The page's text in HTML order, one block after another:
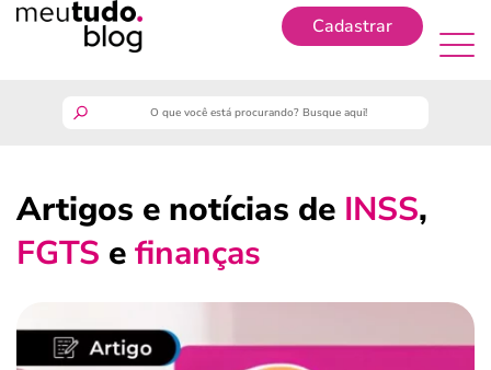
Cadastrar
guia do trabalhador
benefícios
Artigos e notícias de INSS,
FGTS efinanças